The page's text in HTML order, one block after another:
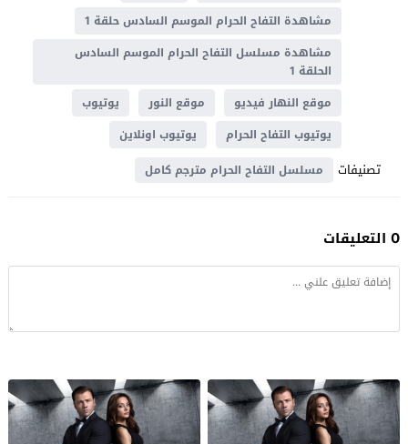
مشاهدة التفاح الحرام الموسم السادس حلقة 1
مشاهدة مسلسل التفاح الحرام الموسم السادس
الحلقة 1
موقع النهار فيديو
موقع النور
يوتيوب
يوتيوب التفاح الحرام
يوتيوب اونلاين
تصنيفات مسلسل التفاح الحرام مترجم كامل
0 التعليقات